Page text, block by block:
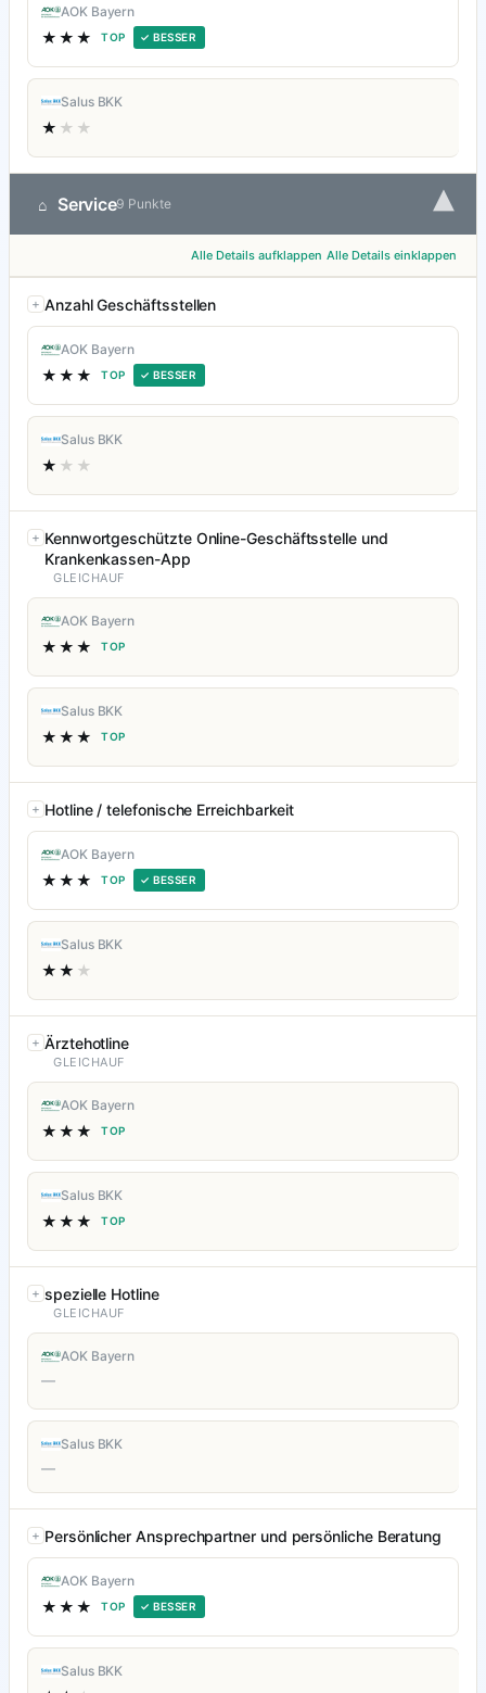
AOK Bayern
★★★ TOP ✓ BESSER
Salus BKK
★ ★★
⌂ Service9 Punkte ▾
Alle Details aufklappen Alle Details einklappen
Anzahl Geschäftsstellen
AOK Bayern
★★★ TOP ✓ BESSER
Salus BKK
★ ★★
Kennwortgeschützte Online-Geschäftsstelle und
Krankenkassen-App
GLEICHAUF
AOK Bayern
★★★ TOP
Salus BKK
★★★ TOP
Hotline / telefonische Erreichbarkeit
AOK Bayern
★★★ TOP ✓ BESSER
Salus BKK
★★ ★
Ärztehotline
GLEICHAUF
AOK Bayern
★★★ TOP
Salus BKK
★★★ TOP
spezielle Hotline
GLEICHAUF
AOK Bayern
—
Salus BKK
—
Persönlicher Ansprechpartner und persönliche Beratung
AOK Bayern
★★★ TOP ✓ BESSER
Salus BKK